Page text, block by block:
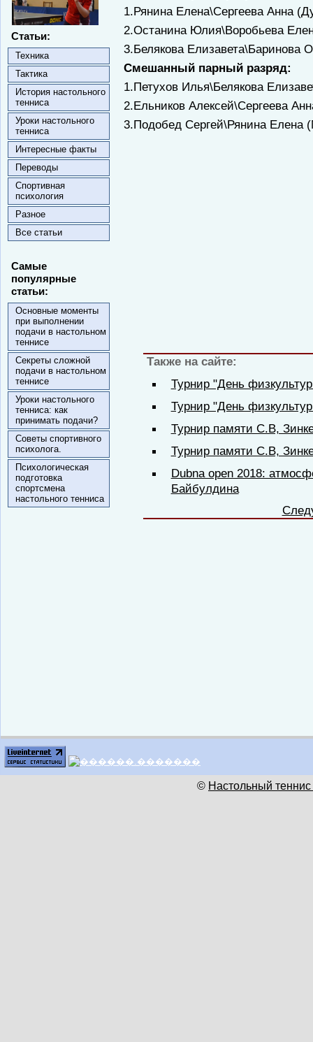
Статьи:
Техника
Тактика
История настольного
тенниса
Уроки настольного
тенниса
Интересные факты
Переводы
Спортивная
психология
Разное
Все статьи
Самые
популярные
статьи:
Основные моменты
при выполнении
подачи в настольном
теннисе
Секреты сложной
подачи в настольном
теннисе
Уроки настольного
тенниса: как
принимать подачи?
Советы спортивного
психолога.
Психологическая
подготовка
спортсмена
настольного тенниса
1.Рянина Елена\Сергеева Анна
2.Останина Юлия\Воробьева
3.Белякова Елизавета\Баринова
Смешанный парный разряд:
1.Петухов Илья\Белякова
2.Ельников Алексей\Сергеева
3.Подобед Сергей\Рянина Елена
Также на сайте:
Турнир "День
Турнир "День
Турнир памяти С.В,
Турнир памяти С.В,
Dubna open 2018:
Байбулдина
© Настольный